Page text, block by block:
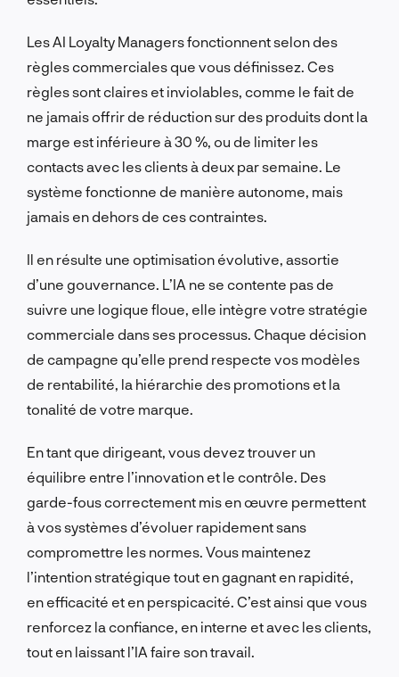
Les AI Loyalty Managers fonctionnent selon des
règles commerciales que vous définissez. Ces
règles sont claires et inviolables, comme le fait de
ne jamais offrir de réduction sur des produits dont la
marge est inférieure à 30 %, ou de limiter les
contacts avec les clients à deux par semaine. Le
système fonctionne de manière autonome, mais
jamais en dehors de ces contraintes.
Il en résulte une optimisation évolutive, assortie
d’une gouvernance. L’IA ne se contente pas de
suivre une logique floue, elle intègre votre stratégie
commerciale dans ses processus. Chaque décision
de campagne qu’elle prend respecte vos modèles
de rentabilité, la hiérarchie des promotions et la
tonalité de votre marque.
En tant que dirigeant, vous devez trouver un
équilibre entre l’innovation et le contrôle. Des
garde-fous correctement mis en œuvre permettent
à vos systèmes d’évoluer rapidement sans
compromettre les normes. Vous maintenez
l’intention stratégique tout en gagnant en rapidité,
en efficacité et en perspicacité. C’est ainsi que vous
renforcez la confiance, en interne et avec les clients,
tout en laissant l’IA faire son travail.